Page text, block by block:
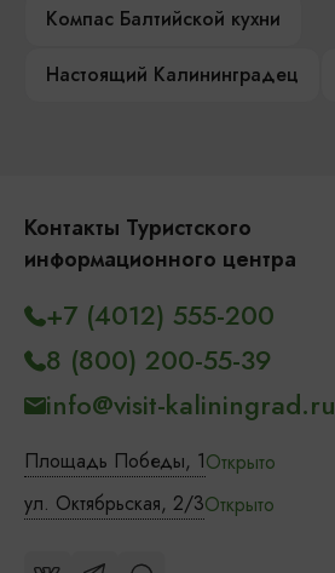
Компас Балтийской кухни
Настоящий Калининградец
Контакты Туристского
информационного центра
Площадь Победы, 1Открыто
ул. Октябрьская, 2/3Открыто
+7 (4012) 555-200
8 (800) 200-55-39
info@visit-kaliningrad.ru